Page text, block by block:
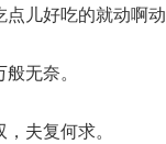
儿好吃的就动啊动
无奈。
夫复何求。